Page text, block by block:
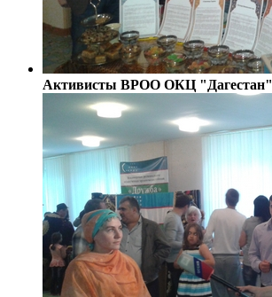
Активисты ВРОО ОКЦ "Дагестан"